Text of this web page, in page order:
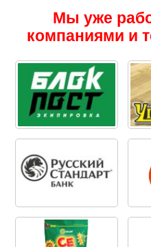
Мы уже
компаниями и